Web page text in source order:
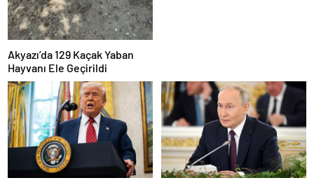
Akyazı’da 129 Kaçak Yaban
Hayvanı Ele Geçirildi